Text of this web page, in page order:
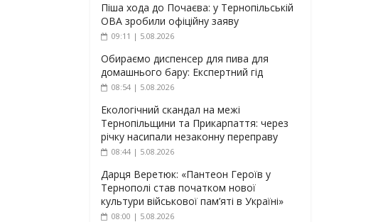
Піша хода до Почаєва: у Тернопільській
ОВА зробили офіційну заяву
09:11 | 5.08.2026
Обираємо диспенсер для пива для
домашнього бару: Експертний гід
08:54 | 5.08.2026
Екологічний скандал на межі
Тернопільщини та Прикарпаття: через
річку насипали незаконну переправу
08:44 | 5.08.2026
Дарця Веретюк: «Пантеон Героїв у
Тернополі став початком нової
культури військової пам’яті в Україні»
08:00 | 5.08.2026